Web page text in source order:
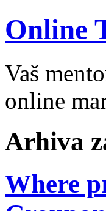
Online
Vaš
online
Arhiva
Where